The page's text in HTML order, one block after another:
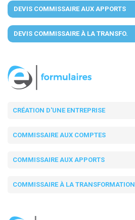
DEVIS COMMISSAIRE AUX APPORTS
DEVIS COMMISSAIRE À LA TRANSFO.
CRÉATION D'UNE ENTREPRISE
COMMISSAIRE AUX COMPTES
COMMISSAIRE AUX APPORTS
COMMISSAIRE À LA TRANSFORMATION